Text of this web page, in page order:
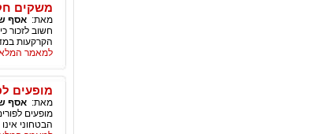
משקים
מאת: אסף
חשוב לזכור
הקרקעות
למאמר
מופעים
מאת: אסף
מופעים
הבטחוני